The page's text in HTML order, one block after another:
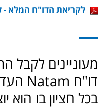
לקריאת הדו"ח המלא -
מעוניינים לקבל
דו"ח Natam העדכני ביותר
בכל חציון בו הוא